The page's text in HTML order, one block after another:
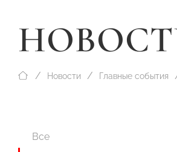
Новости Главные события
Все